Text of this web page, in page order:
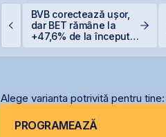
BVB corectează ușor,
dar BET rămâne la
+47,6% de la începutul
Alege varianta potrivită pentru tine:
PROGRAMEAZĂ